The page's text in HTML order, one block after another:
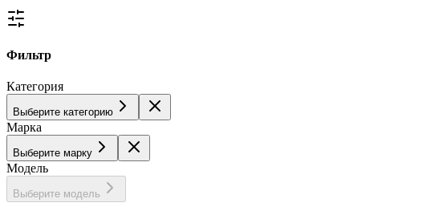
Фильтр
Категория
Выберите категорию
Марка
Выберите марку
Модель
Выберите модель